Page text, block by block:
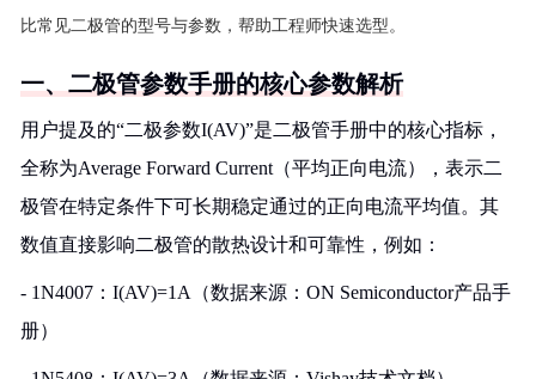
比常见二极管的型号与参数，帮助工程师快速选型。
一、二极管参数手册的核心参数解析
用户提及的“二极参数I(AV)”是二极管手册中的核心指标，
全称为Average Forward Current（平均正向电流），表示二
极管在特定条件下可长期稳定通过的正向电流平均值。其
数值直接影响二极管的散热设计和可靠性，例如：
- 1N4007：I(AV)=1A（数据来源：ON Semiconductor产品手
册）